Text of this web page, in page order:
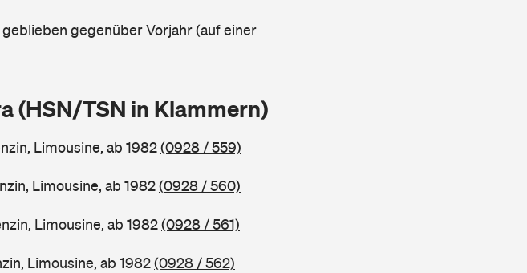
gegenüber Vorjahr (auf einer
(HSN/TSN in Klammern)
Limousine, ab 1982(0928 / 559)
Limousine, ab 1982(0928 / 560)
Limousine, ab 1982(0928 / 561)
Limousine, ab 1982(0928 / 562)